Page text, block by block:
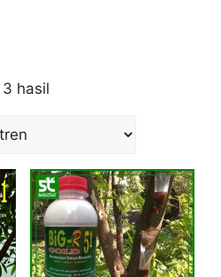
hasil
popularitas